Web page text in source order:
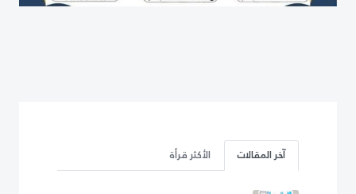
آخر المقالات الأكثر قرأة